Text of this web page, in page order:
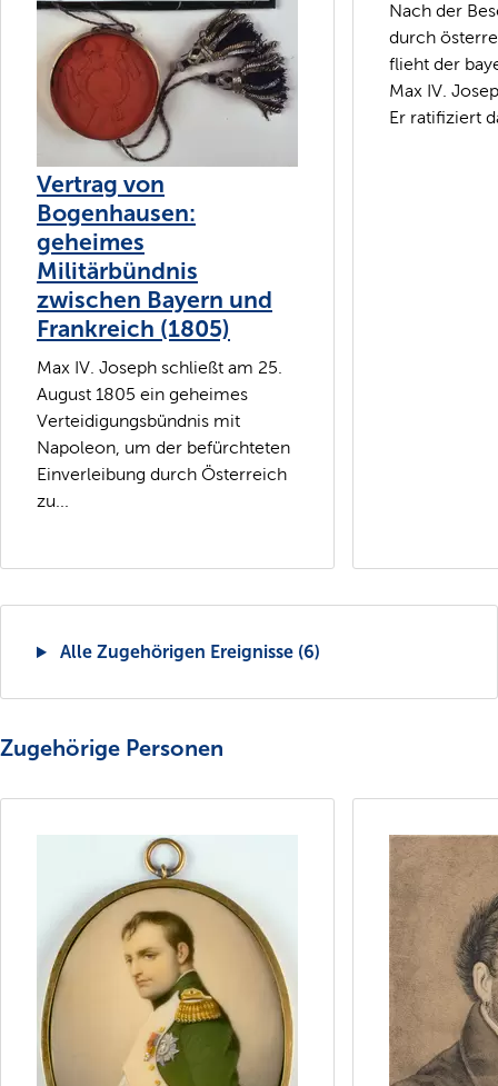
Vertrag von
Bogenhausen:
geheimes
Militärbündnis
zwischen Bayern und
Frankreich (1805)
Max IV. Joseph schließt am 25.
August 1805 ein geheimes
Verteidigungsbündnis mit
Napoleon, um der befürchteten
Einverleibung durch Österreich
zu...
Nach der
durch
flieht der
Max IV.
Er ratifiziert
Alle Zugehörigen Ereignisse (6)
Zugehörige Personen